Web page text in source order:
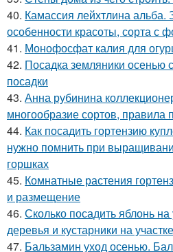
40. Камассия лейхтлина альба.
особенности красоты, сорта с
41. Монофосфат калия для
42. Посадка земляники осенью
посадки
43. Анна рубинина
многообразие сортов, правила
44. Как посадить гортензию
нужно помнить при
горшках
45. Комнатные растения
и размещение
46. Сколько посадить яблонь
деревья и кустарники на
47. Бальзамин уход осенью.